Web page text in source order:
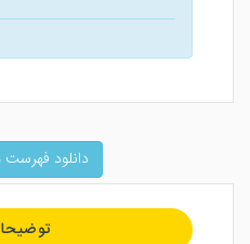
دانلود